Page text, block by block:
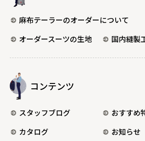
麻布テーラーのオーダーについて
オーダースーツの生地
国内縫製
コンテンツ
スタッフブログ
おすすめ
カタログ
お知らせ